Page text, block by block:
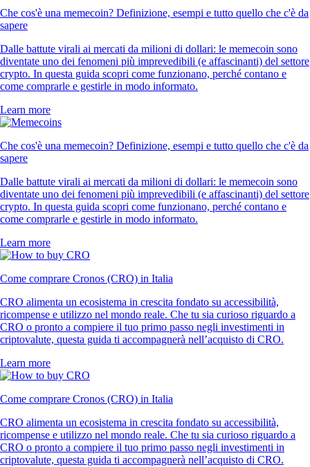
Che cos'è una memecoin? Definizione, esempi e tutto quello che c'è da
sapere
Dalle battute virali ai mercati da milioni di dollari: le memecoin sono
diventate uno dei fenomeni più imprevedibili (e affascinanti) del settore
crypto. In questa guida scopri come funzionano, perché contano e
come comprarle e gestirle in modo informato.
Learn more
Che cos'è una memecoin? Definizione, esempi e tutto quello che c'è da
sapere
Dalle battute virali ai mercati da milioni di dollari: le memecoin sono
diventate uno dei fenomeni più imprevedibili (e affascinanti) del settore
crypto. In questa guida scopri come funzionano, perché contano e
come comprarle e gestirle in modo informato.
Learn more
Come comprare Cronos (CRO) in Italia
CRO alimenta un ecosistema in crescita fondato su accessibilità,
ricompense e utilizzo nel mondo reale. Che tu sia curioso riguardo a
CRO o pronto a compiere il tuo primo passo negli investimenti in
criptovalute, questa guida ti accompagnerà nell’acquisto di CRO.
Learn more
Come comprare Cronos (CRO) in Italia
CRO alimenta un ecosistema in crescita fondato su accessibilità,
ricompense e utilizzo nel mondo reale. Che tu sia curioso riguardo a
CRO o pronto a compiere il tuo primo passo negli investimenti in
criptovalute, questa guida ti accompagnerà nell’acquisto di CRO.